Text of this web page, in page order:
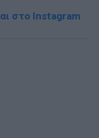
στο Instagram